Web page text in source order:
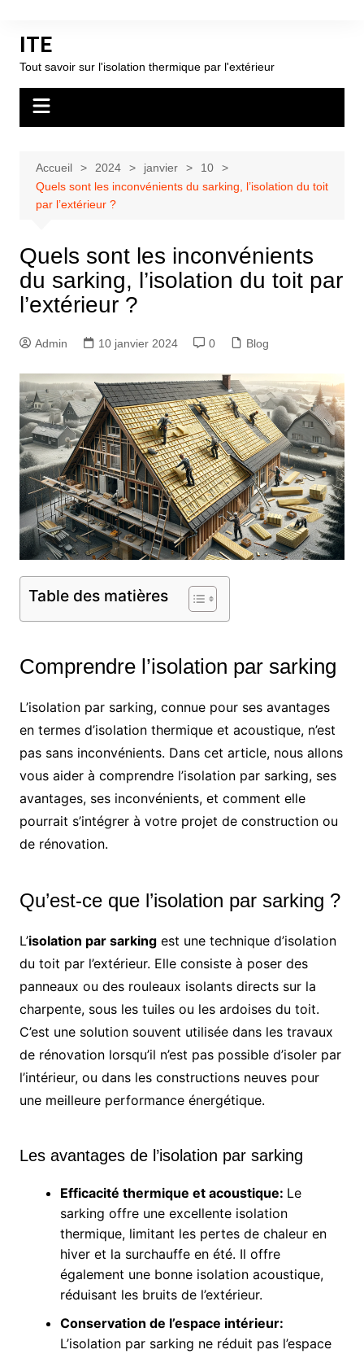
contenu
ITE
Tout savoir sur l'isolation thermique par l'extérieur
Accueil 2024 janvier
10
Quels sont les inconvénients du sarking, l’isolation du toit
par l’extérieur ?
Quels sont les inconvénients
du sarking, l’isolation du toit par
l’extérieur ?
Admin 10 janvier 2024 0 Blog
Table des matières
Comprendre l’isolation par sarking
L’isolation par sarking, connue pour ses avantages
en termes d’isolation thermique et acoustique, n’est
pas sans inconvénients. Dans cet article, nous allons
vous aider à comprendre l’isolation par sarking, ses
avantages, ses inconvénients, et comment elle
pourrait s’intégrer à votre projet de construction ou
de rénovation.
Qu’est-ce que l’isolation par sarking ?
L’isolation par sarkingest une technique d’isolation
du toit par l’extérieur. Elle consiste à poser des
panneaux ou des rouleaux isolants directs sur la
charpente, sous les tuiles ou les ardoises du toit.
C’est une solution souvent utilisée dans les travaux
de rénovation lorsqu’il n’est pas possible d’isoler par
l’intérieur, ou dans les constructions neuves pour
une meilleure performance énergétique.
Les avantages de l’isolation par sarking
Efficacité thermique et acoustique: Le
sarking offre une excellente isolation
thermique, limitant les pertes de chaleur en
hiver et la surchauffe en été. Il offre
également une bonne isolation acoustique,
réduisant les bruits de l’extérieur.
Conservation de l’espace intérieur:
L’isolation par sarking ne réduit pas l’espace